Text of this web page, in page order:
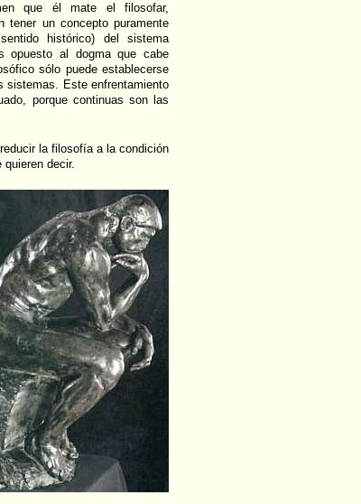
que él mate el filosofar,
tener un concepto puramente
histórico) del sistema
opuesto al dogma que cabe
sólo puede establecerse
sistemas. Este enfrentamiento
porque continuas son las
la filosofía a la condición
decir.